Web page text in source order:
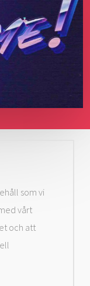
som vi
vårt
och att